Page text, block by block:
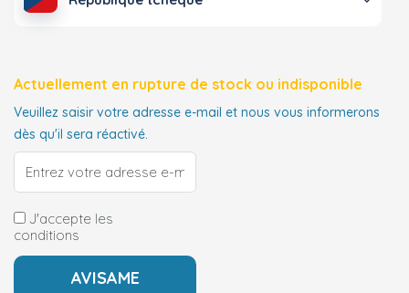
Actuellement en rupture de stock ou indisponible
Veuillez saisir votre adresse e-mail et nous vous informerons
dès qu'il sera réactivé.
J'accepte les
conditions